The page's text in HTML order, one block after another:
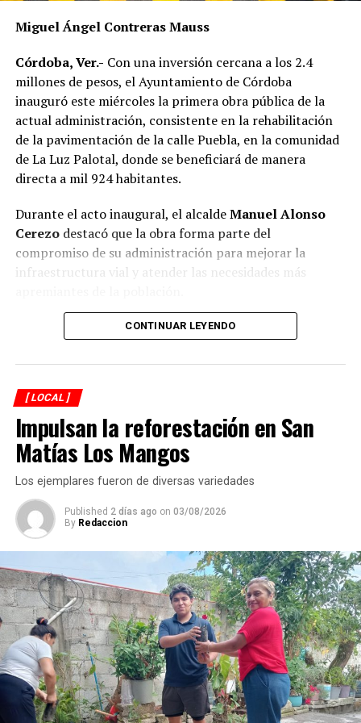
Miguel Ángel Contreras Mauss
Córdoba, Ver.- Con una inversión cercana a los 2.4
millones de pesos, el Ayuntamiento de Córdoba
inauguró este miércoles la primera obra pública de la
actual administración, consistente en la rehabilitación
de la pavimentación de la calle Puebla, en la comunidad
de La Luz Palotal, donde se beneficiará de manera
directa a mil 924 habitantes.
Durante el acto inaugural, el alcaldeManuel Alonso
Cerezodestacó que la obra forma parte del
compromiso de su administración para mejorar la
infraestructura vial y atender las necesidades más
El presidente municipal señaló que los trabajos fueron
concluidos en 51 días, reduciendo de manera
importante el plazo establecido en el contrato, cuya
fecha de terminación estaba prevista para el próximo 12
de septiembre. Reconoció que el municipio enfrenta
diversos rezagos en materia de infraestructura, aunque
aseguró que durante su administración se continuará
ejecutando obra pública en colonias y comunidades.
La rehabilitación consistió en la colocación de carpeta
CONTINUAR LEYENDO
[ LOCAL ]
Impulsan la reforestación en San
Matías Los Mangos
Los ejemplares fueron de diversas variedades
Published 2 días ago on 03/08/2026
By Redaccion